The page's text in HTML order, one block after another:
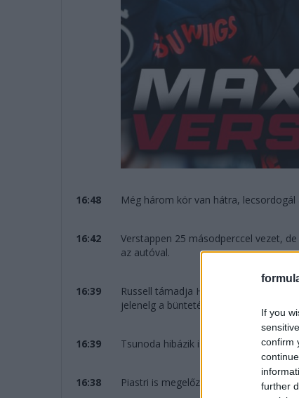
If you
confirm
further
16:48 Még három kör van hátra, lecsordogál
16:42
Verstappen 25 másodperccel vezet,
az autóval.
16:39
Russell támadja Hamiltont, pár
jelenelg a büntetése ellenére is előtte
16:39 Tsunoda hibázik is, már csak a 13.
16:38 Piastri is megelőzi Tsunodát: mindkét